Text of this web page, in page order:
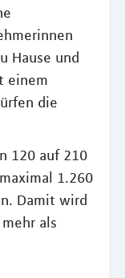
Hause und
einem
die
120 auf 210
1.260
Damit wird
als